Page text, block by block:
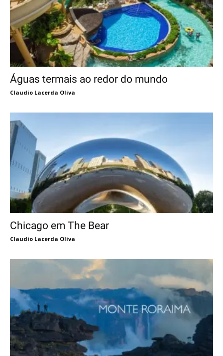
Águas termais ao redor do mundo
Claudio Lacerda Oliva
Chicago em The Bear
Claudio Lacerda Oliva